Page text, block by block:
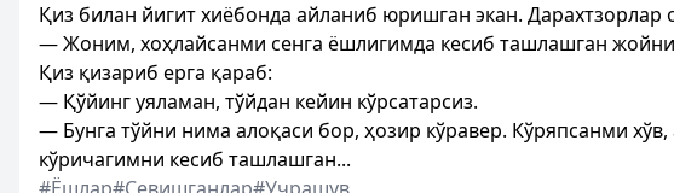
Қиз билан йигит хиёбонда айланиб юришган экан. Дарахтзорлар
— Жоним, хоҳлайсанми сенга ёшлигимда кесиб ташлашган жойни
Қиз қизариб ерга қараб:
— Қўйинг уяламан, тўйдан кейин кўрсатарсиз.
— Бунга тўйни нима алоқаси бор, ҳозир кўравер. Кўряпсанми
кўричагимни кесиб ташлашган...